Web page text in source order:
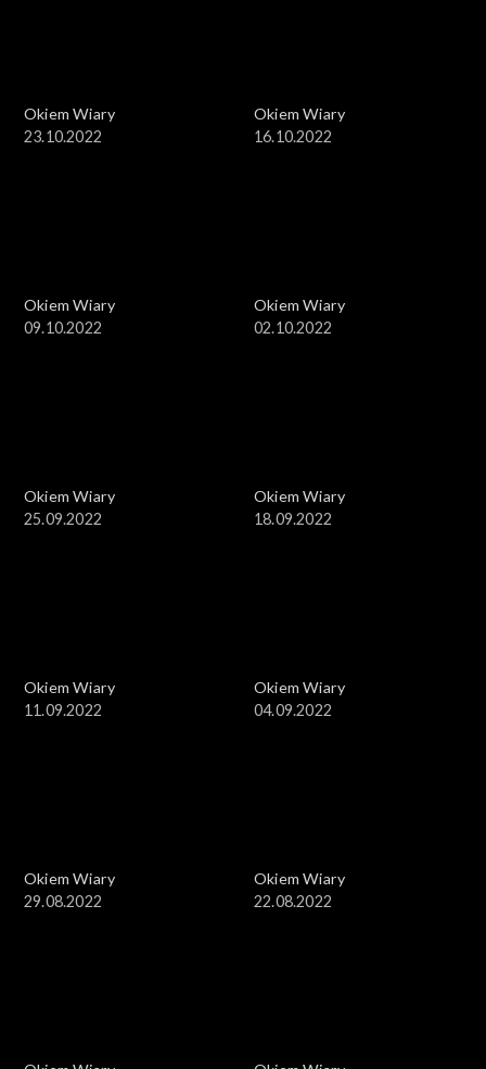
Okiem Wiary
23.10.2022
Okiem Wiary
16.10.2022
Okiem Wiary
09.10.2022
Okiem Wiary
02.10.2022
Okiem Wiary
25.09.2022
Okiem Wiary
18.09.2022
Okiem Wiary
11.09.2022
Okiem Wiary
04.09.2022
Okiem Wiary
29.08.2022
Okiem Wiary
22.08.2022